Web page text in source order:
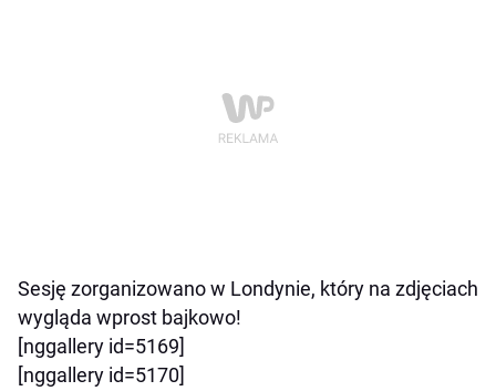
Sesję zorganizowano w Londynie, który na zdjęciach
wygląda wprost bajkowo!
[nggallery id=5169]
[nggallery id=5170]